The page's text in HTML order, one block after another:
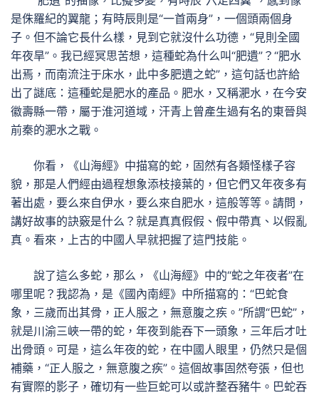
是侏羅紀的翼龍；有時辰則是“一首兩身”，一個頭兩個身
子。但不論它長什么樣，見到它就沒什么功德，“見則全國
年夜旱”。我已經冥思苦想，這種蛇為什么叫“肥遺”？“肥水
出焉，而南流注于床水，此中多肥遺之蛇”，這句話也許給
出了謎底：這種蛇是肥水的產品。肥水，又稱淝水，在今安
徽壽縣一帶，屬于淮河道域，汗青上曾產生過有名的東晉與
前秦的淝水之戰。
你看，《山海經》中描寫的蛇，固然有各類怪樣子容
貌，那是人們經由過程想象添枝接葉的，但它們又年夜多有
著出處，要么來自伊水，要么來自肥水，這般等等。請問，
講好故事的訣竅是什么？就是真真假假、假中帶真、以假亂
真。看來，上古的中國人早就把握了這門技能。
說了這么多蛇，那么，《山海經》中的“蛇之年夜者”在
哪里呢？我認為，是《國內南經》中所描寫的：“巴蛇食
象，三歲而出其骨，正人服之，無意腹之疾。”所謂“巴蛇”，
就是川渝三峽一帶的蛇，年夜到能吞下一頭象，三年后才吐
出骨頭。可是，這么年夜的蛇，在中國人眼里，仍然只是個
補藥，“正人服之，無意腹之疾”。這個故事固然夸張，但也
有實際的影子，確切有一些巨蛇可以或許整吞豬牛。巴蛇吞